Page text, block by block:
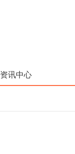
资讯中心